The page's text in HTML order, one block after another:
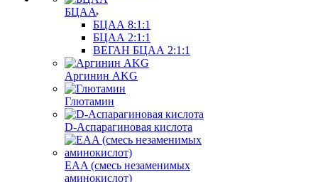
БЦАА
БЦАА 8:1:1
БЦАА 2:1:1
ВЕГАН БЦАА 2:1:1
Аргинин AKG
Глютамин
D-Аспарагиновая кислота
EAA (смесь незаменимых
аминокислот)